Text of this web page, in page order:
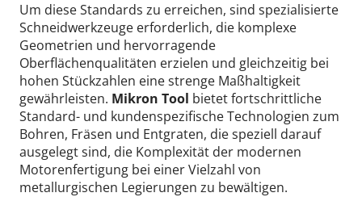
Um diese Standards zu erreichen, sind spezialisierte
Schneidwerkzeuge erforderlich, die komplexe
Geometrien und hervorragende
Oberflächenqualitäten erzielen und gleichzeitig bei
hohen Stückzahlen eine strenge Maßhaltigkeit
gewährleisten. Mikron Tool bietet fortschrittliche
Standard- und kundenspezifische Technologien zum
Bohren, Fräsen und Entgraten, die speziell darauf
ausgelegt sind, die Komplexität der modernen
Motorenfertigung bei einer Vielzahl von
metallurgischen Legierungen zu bewältigen.